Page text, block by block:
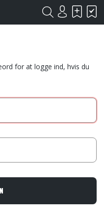
for at logge ind, hvis du